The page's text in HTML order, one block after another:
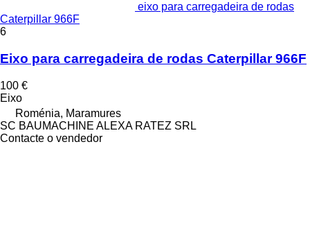
eixo para carregadeira de rodas
Caterpillar 966F
6
Eixo para carregadeira de rodas Caterpillar 966F
100 €
Eixo
Roménia, Maramures
SC BAUMACHINE ALEXA RATEZ SRL
Contacte o vendedor